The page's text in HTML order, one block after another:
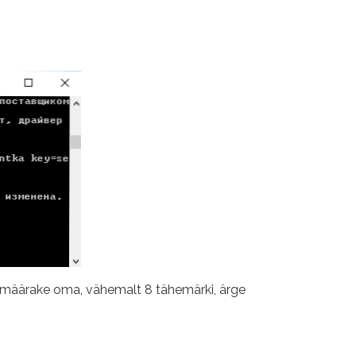
oma, vähemalt 8 tähemärki, ärge